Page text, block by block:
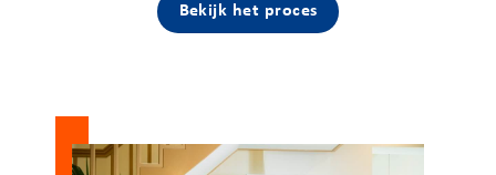
Bekijk het proces